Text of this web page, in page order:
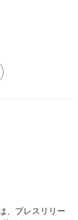
、プレスリリー